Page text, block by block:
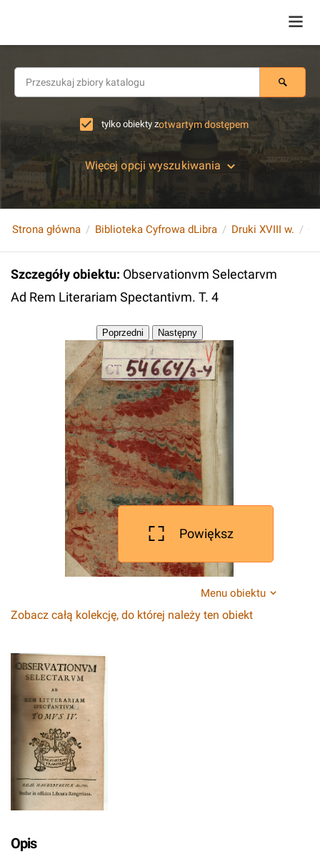
tylko obiekty zotwartym dostępem
Więcej opcji wyszukiwania
Strona główna Biblioteka Cyfrowa dLibra Druki XVIII w.
Szczegóły obiektu: Observationvm Selectarvm
Ad Rem Literariam Spectantivm. T. 4
Powiększ
Menu obiektu
Zobacz całą kolekcję, do której należy ten obiekt
Opis